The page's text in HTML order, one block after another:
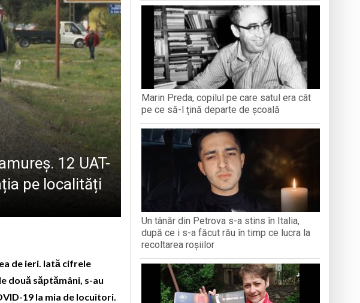
marcantă a Maramureșului
copii are loc la Sighetu Marmației
„Dr. Constantin Opriș” Baia Mare
din Parohia Dumbrăvița
12 UAT-
pe localități
de ieri. Iată cifrele
două săptămâni, s-au
19 la mia de locuitori.
Marin Preda, copilul pe care satul era cât
pe ce să-l țină departe de școală
Un tânăr din Petrova s-a stins în Italia,
după ce i s-a făcut rău în timp ce lucra la
recoltarea roșiilor